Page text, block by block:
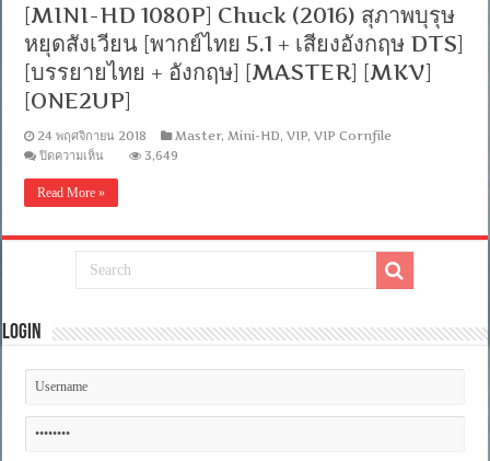
[MINI-HD 1080P] Chuck (2016) สุภาพบุรุษ
หยุดสังเวียน [พากย์ไทย 5.1 + เสียงอังกฤษ DTS]
[บรรยายไทย + อังกฤษ] [MASTER] [MKV]
[ONE2UP]
24 พฤศจิกายน 2018 Master, Mini-HD,VIP,VIP Cornfile
ปิดความเห็น
1080P]
(2016)
บุรุษ
[พากย์
5.1
อังกฤษ
3,649
Read More »
Login